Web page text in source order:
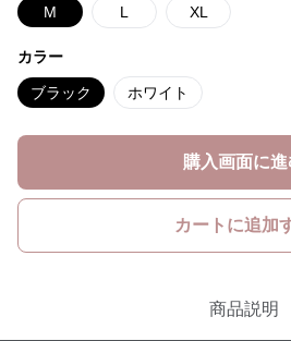
M L XL
カラー
ブラック ホワイト
購入画面に
カートに追加
商品説明